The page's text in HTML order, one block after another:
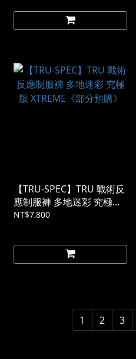
【TRU-SPEC】TRU 戰術反
應制服褲 多地迷彩 究極版
XTREME《部分預購》
NT$7,800
1 2 3